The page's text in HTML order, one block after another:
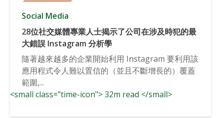
Social Media
28位社交媒體專業人士揭示了公司在涉及時犯的最
大錯誤 Instagram 分析學
隨著越來越多的企業開始利用 Instagram 要利用該
應用程式令人難以置信的（並且不斷增長的）覆蓋
範圍,...
<small class="time-icon"> 32m read </small>